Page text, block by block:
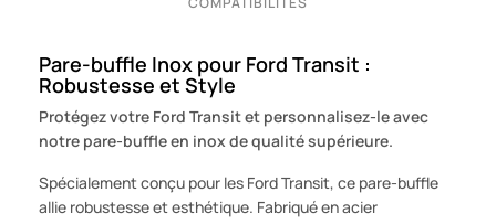
Pare-buffle Inox pour Ford Transit :
Robustesse et Style
Protégez votre Ford Transit et personnalisez-le avec
notre pare-buffle en inox de qualité supérieure.
Spécialement conçu pour les Ford Transit, ce pare-buffle
allie robustesse et esthétique. Fabriqué en acier